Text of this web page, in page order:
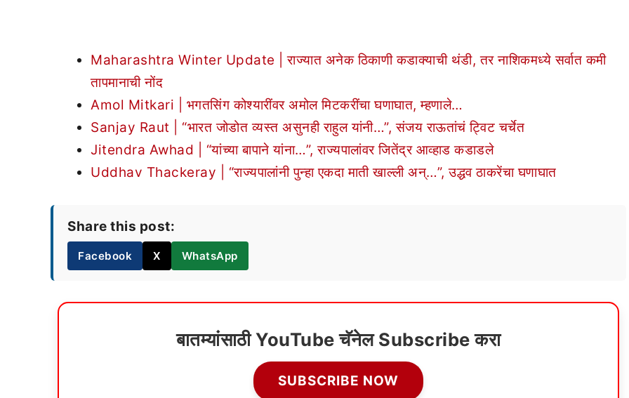
Maharashtra Winter Update | राज्यात अनेक ठिकाणी कडाक्याची थंडी, तर नाशिकमध्ये सर्वात कमी
तापमानाची नोंद
Amol Mitkari | भगतसिंग कोश्यारींवर अमोल मिटकरींचा घणाघात, म्हणाले…
Sanjay Raut | “भारत जोडोत व्यस्त असुनही राहुल यांनी…”, संजय राऊतांचं ट्विट चर्चेत
Jitendra Awhad | “यांच्या बापाने यांना…”, राज्यपालांवर जितेंद्र आव्हाड कडाडले
Uddhav Thackeray | “राज्यपालांनी पुन्हा एकदा माती खाल्ली अन्…”, उद्धव ठाकरेंचा घणाघात
Share this post:
Facebook X WhatsApp
बातम्यांसाठी YouTube चॅनेल Subscribe करा
SUBSCRIBE NOW